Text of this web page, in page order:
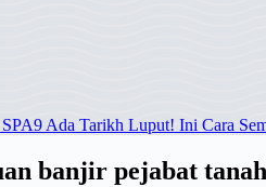
Ada Tarikh Luput! Ini Cara
banjir pejabat tanah